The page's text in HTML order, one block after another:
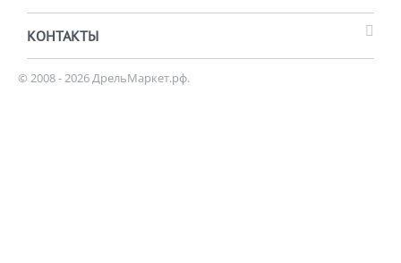
КОНТАКТЫ
© 2008 - 2026 ДрельМаркет.рф.